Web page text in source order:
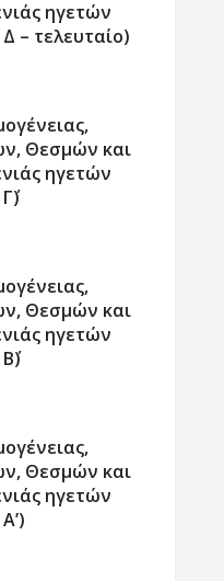
ηγετών
– τελευταίο)
Θεσμών και
ηγετών
Θεσμών και
ηγετών
Θεσμών και
ηγετών